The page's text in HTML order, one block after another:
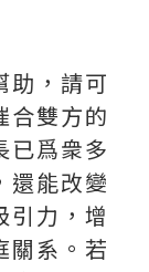
助，請可
合雙方的
已爲衆多
還能改變
引力，增
關系。若